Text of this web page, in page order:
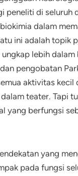
peneliti di seluruh
dalam
ini adalah topik
lebih
pengobatan
aktivitas
teater. Tapi
yang berfungsi
yang
pada fungsi